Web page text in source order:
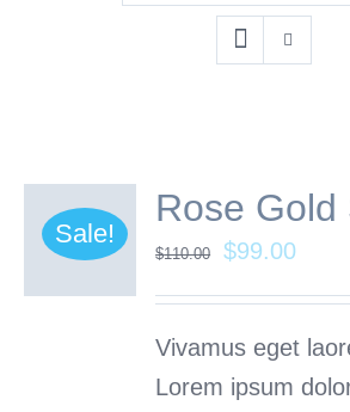
Sale!
Rose Gold
$110.00 $99.00
Vivamus eget
Lorem ipsum